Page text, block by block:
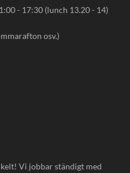
- 17:30 (lunch 13.20 - 14)
osv.)
Vi jobbar ständigt med